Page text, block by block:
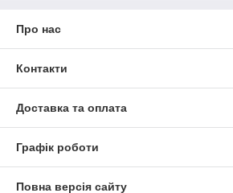
Про нас
Контакти
Доставка та оплата
Графік роботи
Повна версія сайту